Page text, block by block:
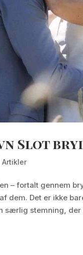
Slot
|Artikler
– fortalt gennem
dem. Det er ikke
særlig stemning, der